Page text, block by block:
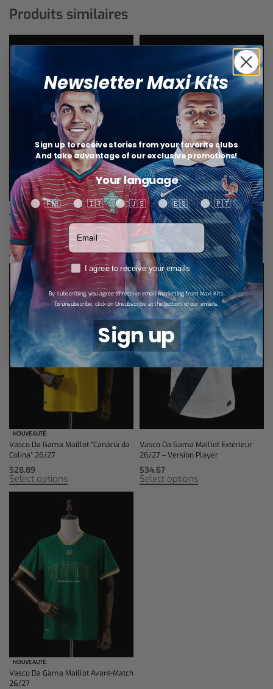
Produits similaires
Vasco Da Gama Maillot Domicile
26/27
$28,89
Select options
Vasco Da Gama Maillot Domicile
26/27 – Version Player
$34,67
Select options
NOUVEAUTÉ
Vasco Da Gama Maillot “Canária da
Colina” 26/27
$28,89
Select options
Vasco Da Gama Maillot Extérieur
26/27 – Version Player
$34,67
Select options
NOUVEAUTÉ
Vasco Da Gama Maillot Avant-Match
26/27
Newsletter Maxi Kits
Sign up to receive stories from your favorite clubs
And take advantage of our exclusive promotions!
Your language
Your language
🇫🇷 🇮🇹 🇺🇸 🇪🇸 🇵🇹
Votre adresse email
RGPDI agree to receive your emails
By subscribing, you agree to receive email marketing from Maxi Kits.
To unsubscribe, click on Unsubscribe at the bottom of our emails.
Sign up